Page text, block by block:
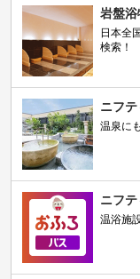
岩盤浴
日本全
検索！
ニフ
温泉に
ニフ
温浴施